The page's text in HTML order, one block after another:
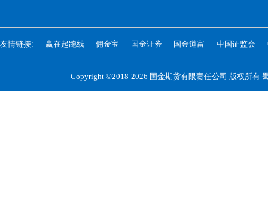
友情链接: 赢在起跑线 佣金宝 国金证券 国金道富 中国证监会
Copyright ©2018-2026 国金期货有限责任公司 版权所有